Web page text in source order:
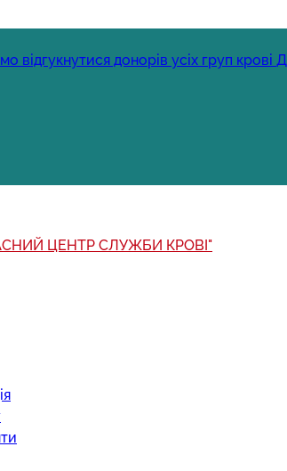
відгукнутися донорів усіх груп крові
ЦЕНТР СЛУЖБИ КРОВІ"